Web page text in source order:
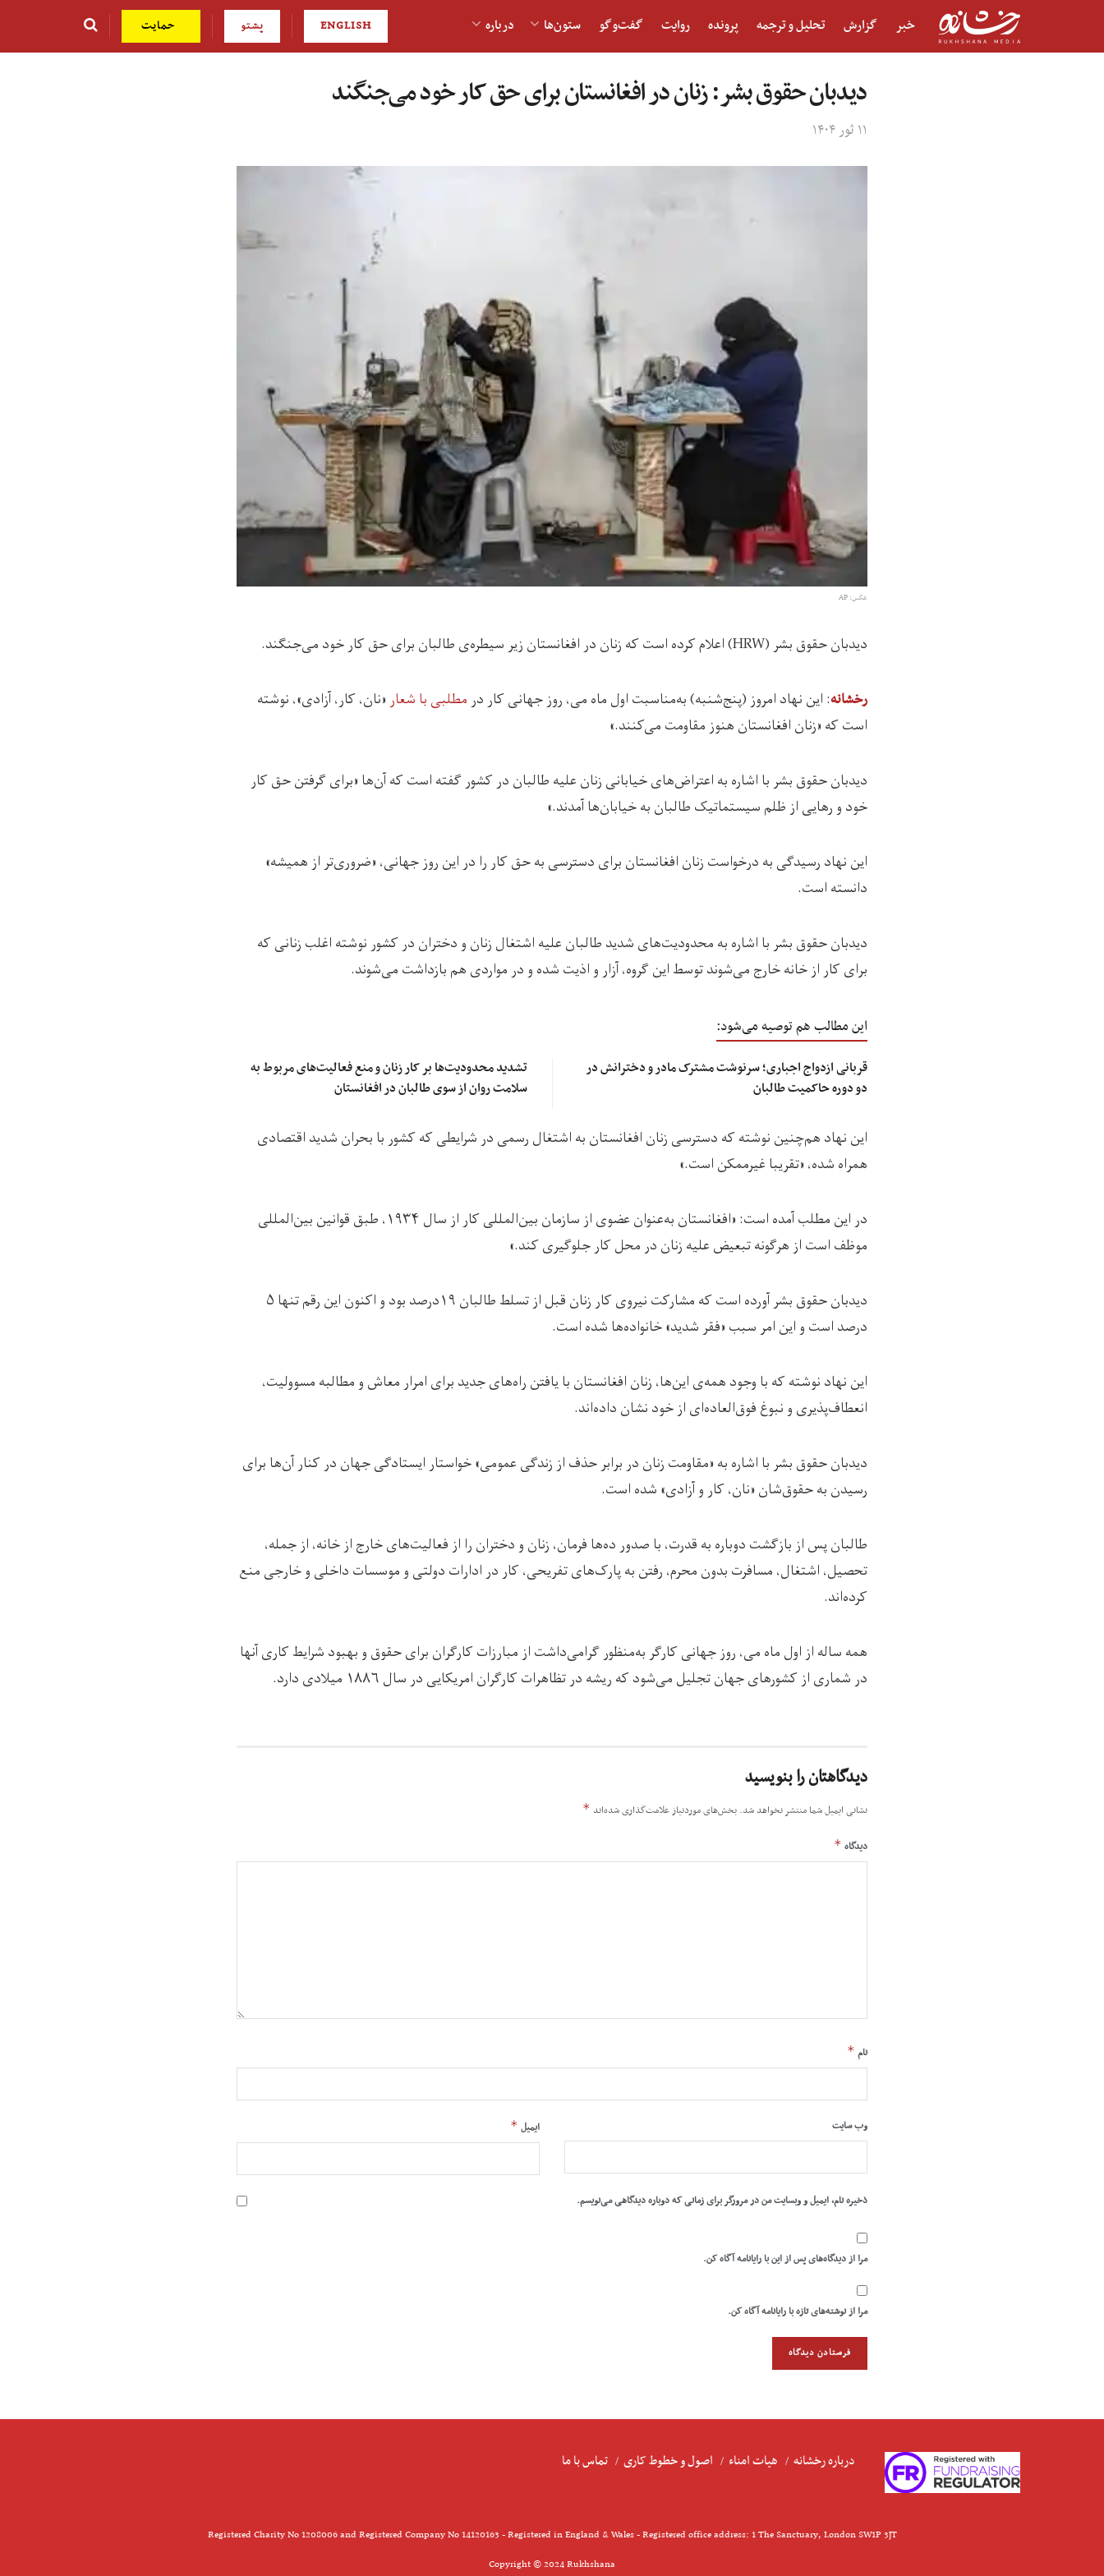
خبر گزارش تحلیل و ترجمه پرونده روایت گفت‌و‎گو ستون‌ها درباره ENGLISH پشتو حمایت
دیدبان حقوق بشر: زنان در افغانستان برای حق کار خود می‌جنگند
۱۱ ثور ۱۴۰۴
عکس: AP
دیدبان حقوق بشر (HRW) اعلام کرده است که زنان در افغانستان زیر سیطره‌ی طالبان برای حق کار خود می‌جنگند.
رخشانه: این نهاد امروز (پنج‌شنبه) به‌مناسبت اول ماه می، روز جهانی کار درمطلبی با شعار«نان، کار، آزادی»، نوشته
است که «زنان افغانستان هنوز مقاومت می‌کنند.»
دیدبان حقوق بشر با اشاره به اعتراض‌های خیابانی زنان علیه طالبان در کشور گفته است که آن‌ها «برای گرفتن حق کار
خود و رهایی از ظلم سیستماتیک طالبان به خیابان‌ها آمدند.»
این نهاد رسیدگی به درخواست‌ زنان افغانستان برای دسترسی به حق کار را در این روز جهانی، «ضروری‌تر از همیشه»
دانسته است.
دیدبان حقوق بشر با اشاره به محدودیت‌های ‌شدید طالبان علیه اشتغال زنان و دختران در کشور نوشته اغلب زنانی که
برای کار از خانه خارج می‌شوند توسط این گروه، آزار و اذیت شده و در مواردی هم بازداشت می‌شوند.
این مطالب هم توصیه می‌شود:
قربانی ازدواج اجباری؛ سرنوشت مشترک مادر و دخترانش در
دو دوره حاکمیت طالبان
تشدید محدودیت‌ها بر کار زنان و منع فعالیت‌های مربوط به
سلامت روان از سوی طالبان در افغانستان
این نهاد هم‌چنین نوشته که دسترسی زنان افغانستان به اشتغال رسمی در شرایطی که کشور با بحران شدید اقتصادی
همراه شده، «تقريبا غیرممکن است.»
در این مطلب آمده است: «افغانستان به‌عنوان عضوی از سازمان بین‌المللی کار از سال ۱۹۳۴، طبق قوانین بین‌المللی
موظف است از هرگونه تبعیض علیه زنان در محل کار جلوگیری کند.»
دیدبان حقوق بشر آورده است که مشارکت نیروی کار زنان قبل از تسلط طالبان ۱۹درصد بود و اکنون این رقم تنها ۵
درصد است و این امر سبب «فقر شدید» خانواده‌ها شده است.
این نهاد نوشته که با وجود همه‌ی این‌ها، زنان افغانستان با یافتن راه‌های جدید برای امرار معاش و مطالبه مسوولیت،
انعطاف‌پذیری و نبوغ فوق‌العاده‌ای از خود نشان داده‌اند.
دیدبان حقوق بشر با اشاره به «مقاومت زنان در برابر حذف از زندگی عمومی» خواستار ایستادگی جهان در کنار آن‌ها برای
رسیدن به حقوق‌شان «نان، کار و آزادی» شده است.
طالبان پس از بازگشت دوباره به قدرت، با صدور ده‌ها فرمان، زنان و دختران را از فعالیت‌های خارج از خانه، از جمله،
تحصیل، اشتغال، مسافرت بدون محرم، رفتن به پارک‌های تفریحی، کار در ادارات دولتی و موسسات داخلی و خارجی منع
کرده‌اند.
همه ساله از اول ماه می، روز جهانی کارگر به‌منظور گرامی‌داشت از مبارزات کارگران برای حقوق و بهبود شرایط کاری آنها
در شماری از کشورهای جهان تجلیل می‌شود که ریشه در تظاهرات کارگران امریکایی در سال ۱۸۸۶ میلادی دارد.
دیدگاهتان را بنویسید
نشانی ایمیل شما منتشر نخواهد شد. بخش‌های موردنیاز علامت‌گذاری شده‌اند *
دیدگاه *
نام *
ایمیل * وب‌ سایت
ذخیره نام، ایمیل و وبسایت من در مرورگر برای زمانی که دوباره دیدگاهی می‌نویسم.
مرا از دیدگاه‌های پس از این با رایانامه آگاه کن.
مرا از نوشته‌های تازه با رایانامه آگاه کن.
درباره رخشانه هیات امناء اصول و خطوط کاری تماس با ما
Registered Charity No 1208006 and Registered Company No 14120163 - Registered in England & Wales - Registered office address: 1 The Sanctuary, London SW1P 3JT
Copyright © 2024 Rukhshana